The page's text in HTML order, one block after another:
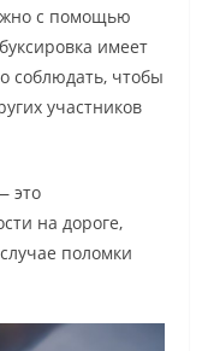
с помощью
имеет
соблюдать, чтобы
участников
это
на дороге,
поломки